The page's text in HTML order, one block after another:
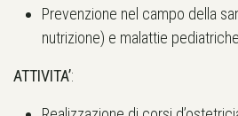
Prevenzione nel campo della
nutrizione) e malattie pediatriche.
ATTIVITA’: